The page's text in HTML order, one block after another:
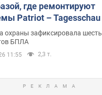
где ремонтируют
Patriot – Tagesschau
охраны зафиксировала шесть
БПЛА
11:55 2,3 т.